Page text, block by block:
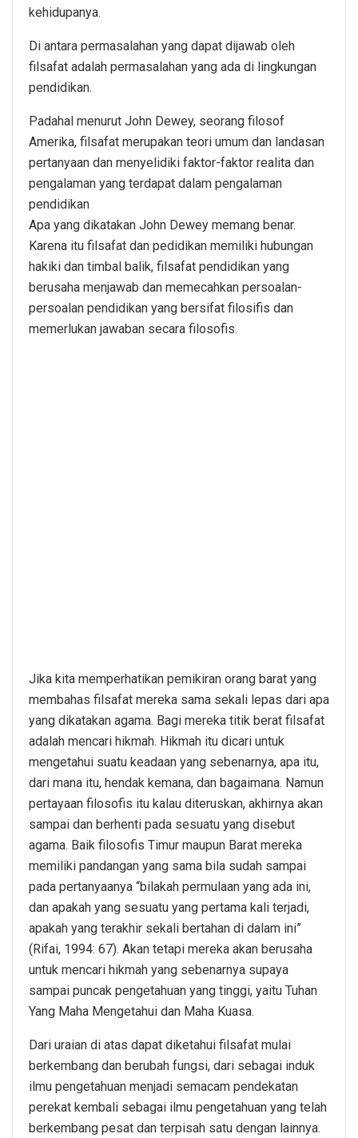
kehidupanya.
Di antara permasalahan yang dapat dijawab oleh
filsafat adalah permasalahan yang ada di lingkungan
pendidikan.
Padahal menurut John Dewey, seorang filosof
Amerika, filsafat merupakan teori umum dan landasan
pertanyaan dan menyelidiki faktor-faktor realita dan
pengalaman yang terdapat dalam pengalaman
pendidikan
Apa yang dikatakan John Dewey memang benar.
Karena itu filsafat dan pedidikan memiliki hubungan
hakiki dan timbal balik, filsafat pendidikan yang
berusaha menjawab dan memecahkan persoalan-
persoalan pendidikan yang bersifat filosifis dan
memerlukan jawaban secara filosofis.
Jika kita memperhatikan pemikiran orang barat yang
membahas filsafat mereka sama sekali lepas dari apa
yang dikatakan agama. Bagi mereka titik berat filsafat
adalah mencari hikmah. Hikmah itu dicari untuk
mengetahui suatu keadaan yang sebenarnya, apa itu,
dari mana itu, hendak kemana, dan bagaimana. Namun
pertayaan filosofis itu kalau diteruskan, akhirnya akan
sampai dan berhenti pada sesuatu yang disebut
agama. Baik filosofis Timur maupun Barat mereka
memiliki pandangan yang sama bila sudah sampai
pada pertanyaanya “bilakah permulaan yang ada ini,
dan apakah yang sesuatu yang pertama kali terjadi,
apakah yang terakhir sekali bertahan di dalam ini”
(Rifai, 1994: 67). Akan tetapi mereka akan berusaha
untuk mencari hikmah yang sebenarnya supaya
sampai puncak pengetahuan yang tinggi, yaitu Tuhan
Yang Maha Mengetahui dan Maha Kuasa.
Dari uraian di atas dapat diketahui filsafat mulai
berkembang dan berubah fungsi, dari sebagai induk
ilmu pengetahuan menjadi semacam pendekatan
perekat kembali sebagai ilmu pengetahuan yang telah
berkembang pesat dan terpisah satu dengan lainnya.